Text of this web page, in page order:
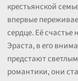
крестьянской
впервые
сердце. Её
Эраста, в его
предстают
романтики, они